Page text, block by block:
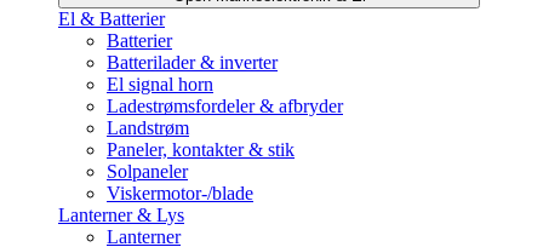
El & Batterier
Batterier
Batterilader & inverter
El signal horn
Ladestrømsfordeler & afbryder
Landstrøm
Paneler, kontakter & stik
Solpaneler
Viskermotor-/blade
Lanterner & Lys
Lanterner